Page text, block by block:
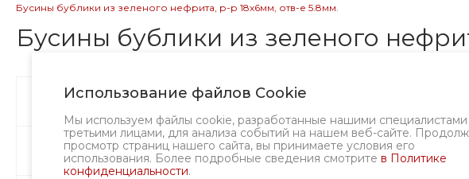
Бусины бублики из зеленого нефрита, р-р 18х6мм, отв-е 5.8мм.
Бусины бублики из зеленого
Использование файлов Cookie
Мы используем файлы cookie, разработанные нашими специалистами
третьими лицами, для анализа событий на нашем веб-сайте.
просмотр страниц нашего сайта, вы принимаете условия его
использования. Более подробные сведения смотрите в Политике
конфиденциальности.
Бусины
Фурнитура